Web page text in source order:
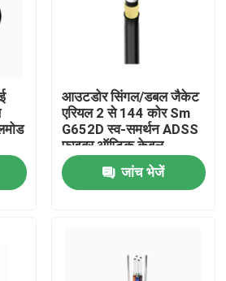
आउटडोर सिंगल/डबल जैकेट
एरियल 2 से 144 कोर Sm
G652D स्व-समर्थन ADSS
फाइबर ऑप्टिक केबल
जांच भेजें